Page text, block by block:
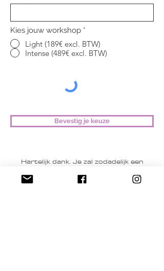
Kies jouw workshop *
Light (189€ excl. BTW)
Intense (489€ excl. BTW)
Bevestig je keuze
Hartelijk dank. Je zal zodadelijk een
gekozen workshop. Na ontvangst
betaling sturen we je de link naar de